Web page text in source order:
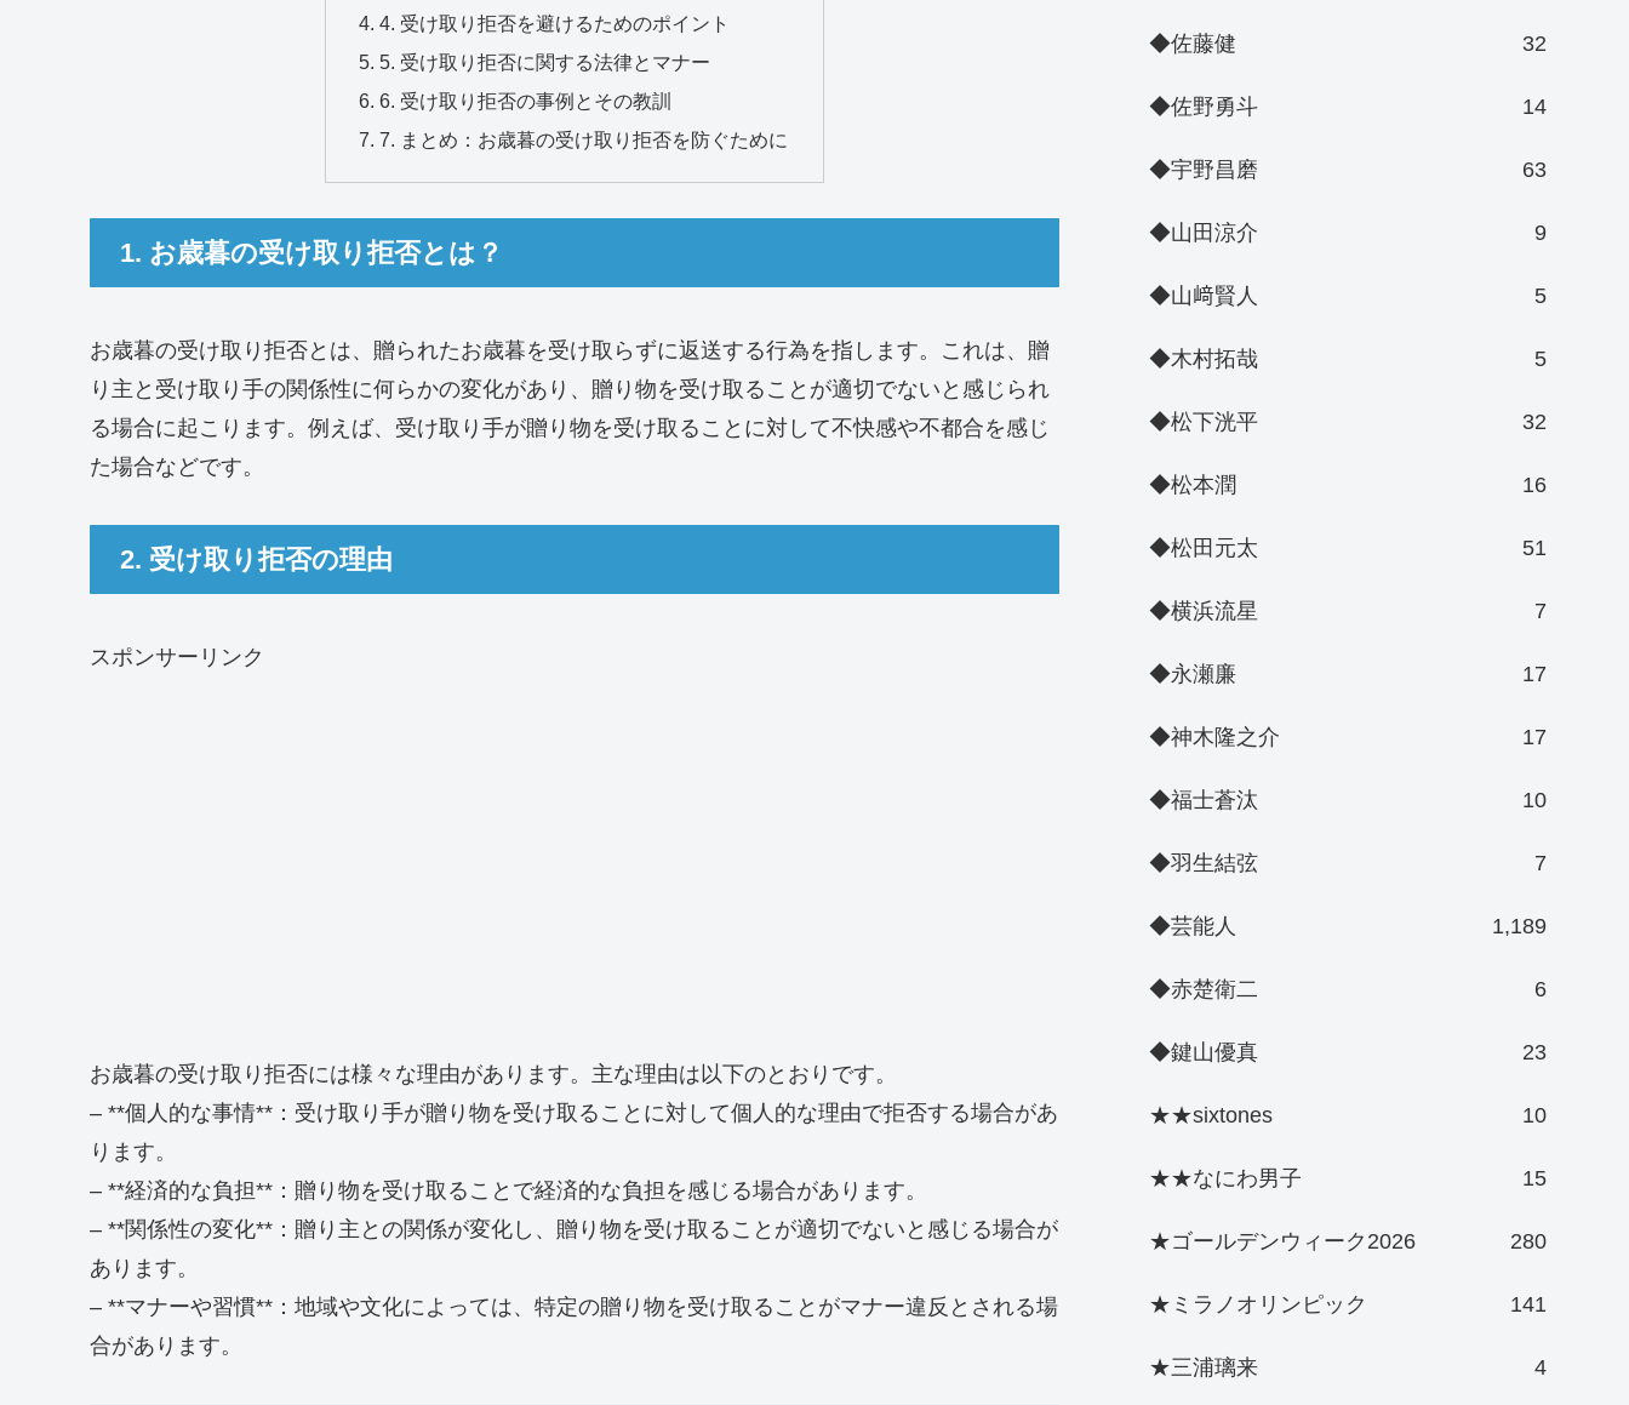
4. 受け取り拒否を避けるためのポイント
5. 受け取り拒否に関する法律とマナー
6. 受け取り拒否の事例とその教訓
7. まとめ：お歳暮の受け取り拒否を防ぐために
1. お歳暮の受け取り拒否とは？
お歳暮の受け取り拒否とは、贈られたお歳暮を受け取らずに返送する行為を指します。これは、贈
り主と受け取り手の関係性に何らかの変化があり、贈り物を受け取ることが適切でないと感じられ
る場合に起こります。例えば、受け取り手が贈り物を受け取ることに対して不快感や不都合を感じ
た場合などです。
2. 受け取り拒否の理由
スポンサーリンク
お歳暮の受け取り拒否には様々な理由があります。主な理由は以下のとおりです。
– **個人的な事情**：受け取り手が贈り物を受け取ることに対して個人的な理由で拒否する場合があ
ります。
– **経済的な負担**：贈り物を受け取ることで経済的な負担を感じる場合があります。
– **関係性の変化**：贈り主との関係が変化し、贈り物を受け取ることが適切でないと感じる場合が
あります。
– **マナーや習慣**：地域や文化によっては、特定の贈り物を受け取ることがマナー違反とされる場
合があります。
◆佐藤健 32
◆佐野勇斗 14
◆宇野昌磨 63
◆山田涼介 9
◆山﨑賢人 5
◆木村拓哉 5
◆松下洸平 32
◆松本潤 16
◆松田元太 51
◆横浜流星 7
◆永瀬廉 17
◆神木隆之介 17
◆福士蒼汰 10
◆羽生結弦 7
◆芸能人 1,189
◆赤楚衛二 6
◆鍵山優真 23
★★sixtones 10
★★なにわ男子 15
★ゴールデンウィーク2026 280
★ミラノオリンピック 141
★三浦璃来 4